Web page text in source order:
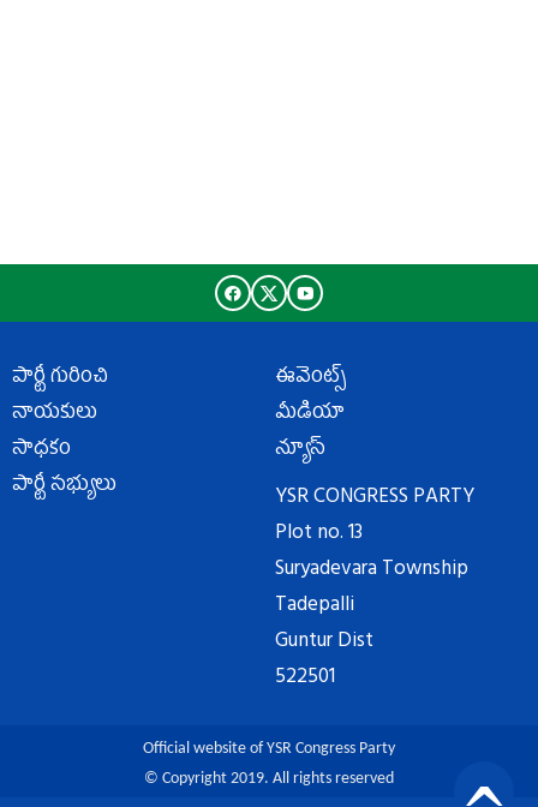
పార్టీ గురించి
నాయకులు
సాధకం
పార్టీ సభ్యులు
ఈవెంట్స్
మీడియా
న్యూస్
YSR CONGRESS PARTY
Plot no. 13
Suryadevara Township
Tadepalli
Guntur Dist
522501
Official website of YSR Congress Party
© Copyright 2019. All rights reserved